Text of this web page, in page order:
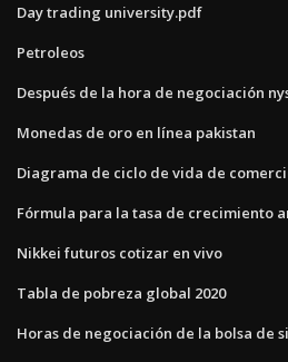
Day trading university.pdf
Petroleos
Después de la hora de negociación
Monedas de oro en línea pakistan
Diagrama de ciclo de vida de
Fórmula para la tasa de crecimiento
Nikkei futuros cotizar en vivo
Tabla de pobreza global 2020
Horas de negociación de la bolsa de